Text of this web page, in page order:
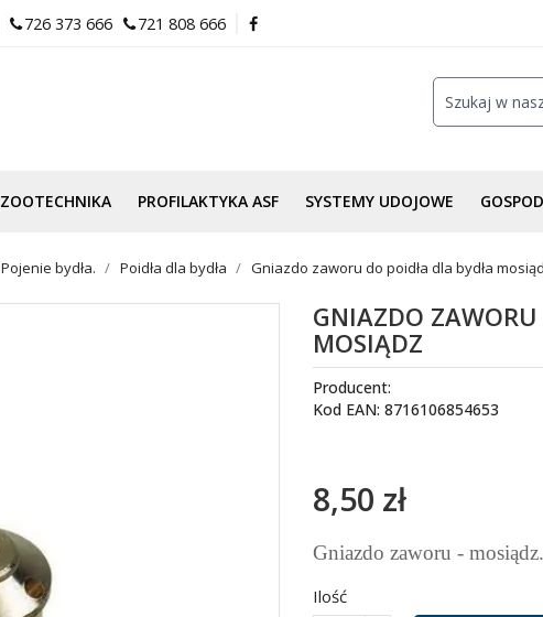
726 373 666 721 808 666
ZOOTECHNIKA PROFILAKTYKA ASF SYSTEMY UDOJOWE
Pojenie bydła. Poidła dla bydła Gniazdo zaworu do poidła dla bydła
GNIAZDO
MOSIĄDZ
Producent:
Kod EAN: 8716106854653
8,50 zł
Gniazdo zaworu - mosiądz.
Ilość